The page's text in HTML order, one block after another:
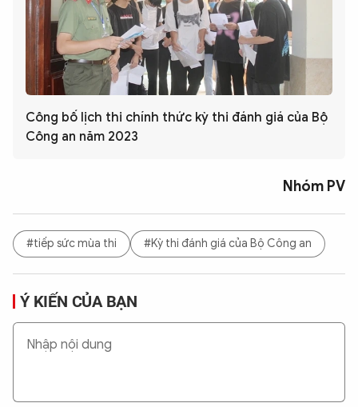
Công bố lịch thi chính thức kỳ thi đánh giá của Bộ
Công an năm 2023
Nhóm PV
#tiếp sức mùa thi #Kỳ thi đánh giá của Bộ Công an
Ý KIẾN CỦA BẠN